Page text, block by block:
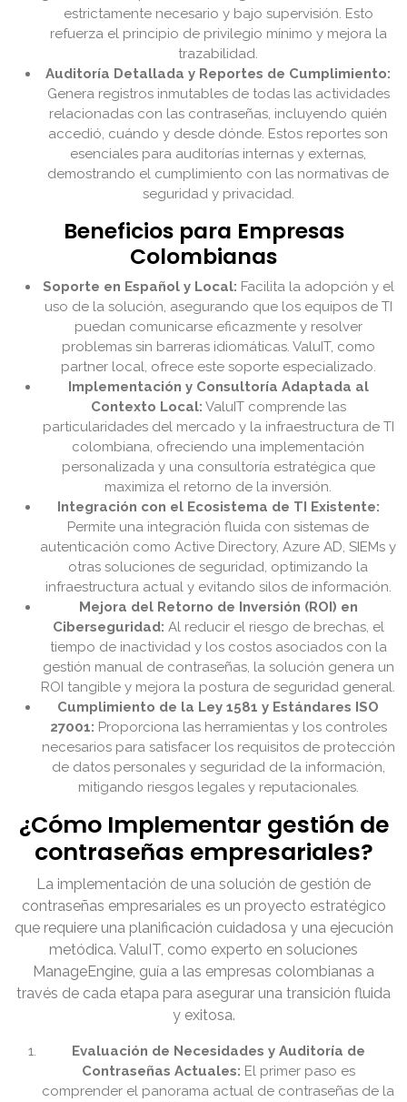
estrictamente necesario y bajo supervisión. Esto
refuerza el principio de privilegio mínimo y mejora la
trazabilidad.
Auditoría Detallada y Reportes de Cumplimiento:
Genera registros inmutables de todas las actividades
relacionadas con las contraseñas, incluyendo quién
accedió, cuándo y desde dónde. Estos reportes son
esenciales para auditorías internas y externas,
demostrando el cumplimiento con las normativas de
seguridad y privacidad.
Beneficios para Empresas
Colombianas
Soporte en Español y Local: Facilita la adopción y el
uso de la solución, asegurando que los equipos de TI
puedan comunicarse eficazmente y resolver
problemas sin barreras idiomáticas. ValuIT, como
partner local, ofrece este soporte especializado.
Implementación y Consultoría Adaptada al
Contexto Local: ValuIT comprende las
particularidades del mercado y la infraestructura de TI
colombiana, ofreciendo una implementación
personalizada y una consultoría estratégica que
maximiza el retorno de la inversión.
Integración con el Ecosistema de TI Existente:
Permite una integración fluida con sistemas de
autenticación como Active Directory, Azure AD, SIEMs y
otras soluciones de seguridad, optimizando la
infraestructura actual y evitando silos de información.
Mejora del Retorno de Inversión (ROI) en
Ciberseguridad: Al reducir el riesgo de brechas, el
tiempo de inactividad y los costos asociados con la
gestión manual de contraseñas, la solución genera un
ROI tangible y mejora la postura de seguridad general.
Cumplimiento de la Ley 1581 y Estándares ISO
27001: Proporciona las herramientas y los controles
necesarios para satisfacer los requisitos de protección
de datos personales y seguridad de la información,
mitigando riesgos legales y reputacionales.
¿Cómo Implementar gestión de
contraseñas empresariales?
La implementación de una solución de gestión de
contraseñas empresariales es un proyecto estratégico
que requiere una planificación cuidadosa y una ejecución
metódica. ValuIT, como experto en soluciones
ManageEngine, guía a las empresas colombianas a
través de cada etapa para asegurar una transición fluida
y exitosa.
Evaluación de Necesidades y Auditoría de
Contraseñas Actuales: El primer paso es
comprender el panorama actual de contraseñas de la